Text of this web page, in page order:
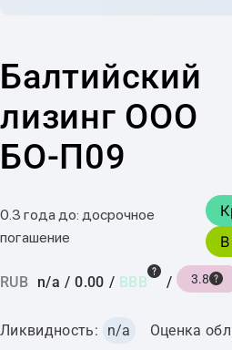
Балтийский
лизинг ООО
БО-П09
0.3 года до: досрочное
погашение
RUB n/a / 0.00 / BBB / 3.8
Ликвидность: n/a Оценка